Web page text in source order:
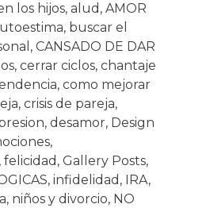
los hijos, alud , AMOR
, buscar el
, CANSADO DE DAR
, cerrar ciclos, chantaje
, como mejorar
, crisis de pareja,
, desamor, Design
,
, felicidad , Gallery Posts,
, infidelidad , IRA,
, niños y divorcio, NO